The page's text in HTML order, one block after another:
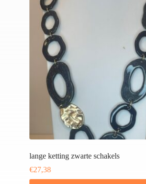
lange ketting zwarte schakels
€27,38